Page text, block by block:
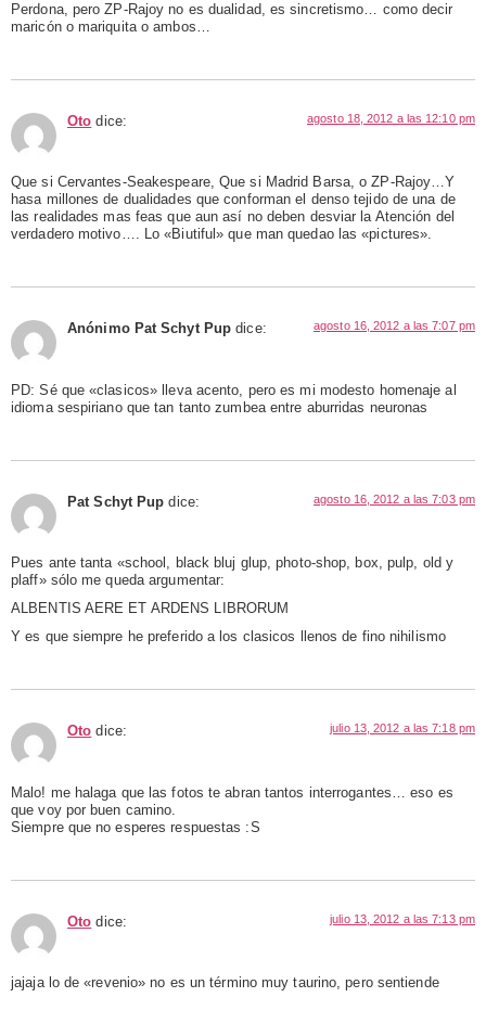
Perdona, pero ZP-Rajoy no es dualidad, es sincretismo… como decir
maricón o mariquita o ambos…
Oto dice: agosto 18, 2012 a las 12:10 pm
Que si Cervantes-Seakespeare, Que si Madrid Barsa, o ZP-Rajoy…Y
hasa millones de dualidades que conforman el denso tejido de una de
las realidades mas feas que aun así no deben desviar la Atención del
verdadero motivo…. Lo «Biutiful» que man quedao las «pictures».
Anónimo Pat Schyt Pup dice: agosto 16, 2012 a las 7:07 pm
PD: Sé que «clasicos» lleva acento, pero es mi modesto homenaje al
idioma sespiriano que tan tanto zumbea entre aburridas neuronas
Pat Schyt Pup dice: agosto 16, 2012 a las 7:03 pm
Pues ante tanta «school, black bluj glup, photo-shop, box, pulp, old y
plaff» sólo me queda argumentar:
ALBENTIS AERE ET ARDENS LIBRORUM
Y es que siempre he preferido a los clasicos llenos de fino nihilismo
Oto dice: julio 13, 2012 a las 7:18 pm
Malo! me halaga que las fotos te abran tantos interrogantes… eso es
que voy por buen camino.
Siempre que no esperes respuestas :S
Oto dice: julio 13, 2012 a las 7:13 pm
jajaja lo de «revenio» no es un término muy taurino, pero sentiende